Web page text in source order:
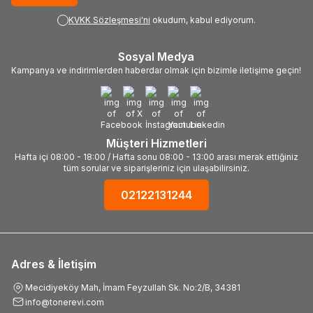
KVKK Sözleşmesi'ni okudum, kabul ediyorum.
Sosyal Medya
Kampanya ve indirimlerden haberdar olmak için bizimle iletişime geçin!
Müşteri Hizmetleri
Hafta içi 08:00 - 18:00 / Hafta sonu 08:00 - 13:00 arası merak ettiğiniz
tüm sorular ve siparişleriniz için ulaşabilirsiniz.
02122131244
Adres & İletişim
Mecidiyeköy Mah, İmam Feyzullah Sk. No:2/B, 34381
info@tonerevi.com